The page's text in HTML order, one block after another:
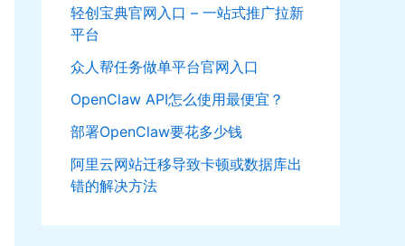
轻创宝典官网入口 – 一站式推广拉新
平台
众人帮任务做单平台官网入口
OpenClaw API怎么使用最便宜？
部署OpenClaw要花多少钱
阿里云网站迁移导致卡顿或数据库出
错的解决方法